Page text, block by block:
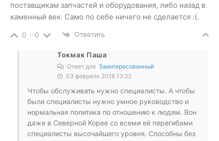
поставщикам запчастей и оборудования, либо назад в
каменный век. Само по себе ничего не сделается :(.
0 0 Ответить
Токмак Паша
Ответ для Заинтересованный
03 февраля 2018 13:22
Чтобы обслуживать нужно специалисты. А чтобы
были специалисты нужно умное руководство и
нормальная политика по отношению к людям. Вон
даже в Северной Корее со всеми её перегибами
специалисты высочайшего уровня. Способны без